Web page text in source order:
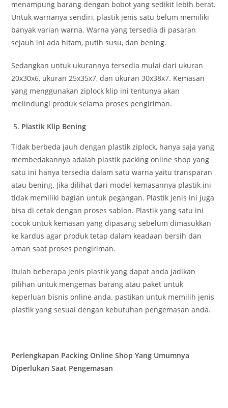
menampung barang dengan bobot yang sedikit lebih berat.
Untuk warnanya sendiri, plastik jenis satu belum memiliki
banyak varian warna. Warna yang tersedia di pasaran
sejauh ini ada hitam, putih susu, dan bening.
Sedangkan untuk ukurannya tersedia mulai dari ukuran
20x30x6, ukuran 25x35x7, dan ukuran 30x38x7. Kemasan
yang menggunakan ziplock klip ini tentunya akan
melindungi produk selama proses pengiriman.
Plastik Klip Bening
Tidak berbeda jauh dengan plastik ziplock, hanya saja yang
membedakannya adalah plastik packing online shop yang
satu ini hanya tersedia dalam satu warna yaitu transparan
atau bening. Jika dilihat dari model kemasannya plastik ini
tidak memiliki bagian untuk pegangan. Plastik jenis ini juga
bisa di cetak dengan proses sablon. Plastik yang satu ini
cocok untuk kemasan yang dipasang sebelum dimasukkan
ke kardus agar produk tetap dalam keadaan bersih dan
aman saat proses pengiriman.
Itulah beberapa jenis plastik yang dapat anda jadikan
pilihan untuk mengemas barang atau paket untuk
keperluan bisnis online anda. pastikan untuk memilih jenis
plastik yang sesuai dengan kebutuhan pengemasan anda.
Perlengkapan Packing Online Shop Yang Umumnya
Diperlukan Saat Pengemasan